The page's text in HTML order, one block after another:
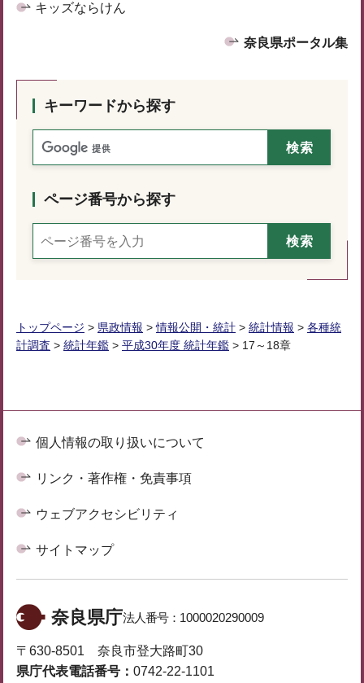
キッズならけん
奈良県ポータル集
キーワードから探す
ページ番号から探す
トップページ > 県政情報 >情報公開・統計 > 統計情報 > 各種統
計調査 > 統計年鑑 > 平成30年度 統計年鑑 > 17～18章
個人情報の取り扱いについて
リンク・著作権・免責事項
ウェブアクセシビリティ
サイトマップ
奈良県庁法人番号： 1000020290009
〒630-8501 奈良市登大路町30
県庁代表電話番号： 0742-22-1101